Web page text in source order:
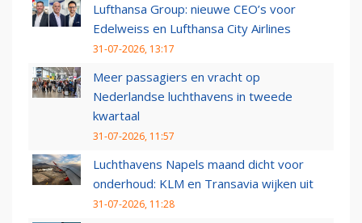
Lufthansa Group: nieuwe CEO’s voor
Edelweiss en Lufthansa City Airlines
31-07-2026, 13:17
Meer passagiers en vracht op
Nederlandse luchthavens in tweede
kwartaal
31-07-2026, 11:57
Luchthavens Napels maand dicht voor
onderhoud: KLM en Transavia wijken uit
31-07-2026, 11:28